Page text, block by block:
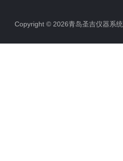
色
实
Copyright © 2026青岛圣吉仪器系